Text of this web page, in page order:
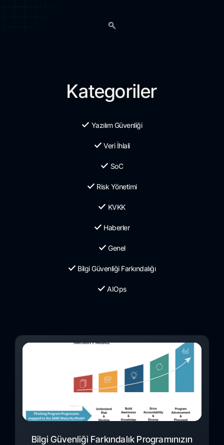
Kategoriler
Yazılım Güvenliği
Veri İhlali
SoC
Risk Yönetimi
KVKK
Haberler
Genel
Bilgi Güvenliği Farkındalığı
AIOps
Bilgi Güvenliği Farkındalık Programınızın